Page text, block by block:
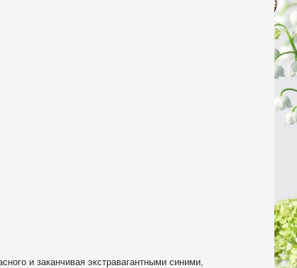
и заканчивая экстравагантными синими,